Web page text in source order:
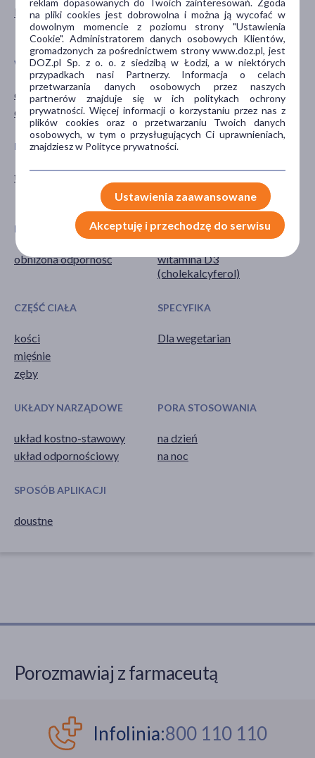
Bez laktozy
Mężczyzna
Kobieta
WIEK
dla dorosłych
dla seniorów
TYP PRODUKTU
Suplement diety
POSTAĆ
tabletka
DZIAŁANIE/WŁAŚCIWOŚCI
wzmacniające
PROBLEM
obniżona odporność
GŁÓWNY SKŁADNIK
witamina D3
(cholekalcyferol)
CZĘŚĆ CIAŁA
kości
mięśnie
zęby
SPECYFIKA
Dla wegetarian
UKŁADY NARZĄDOWE
układ kostno-stawowy
układ odpornościowy
PORA STOSOWANIA
na dzień
na noc
SPOSÓB APLIKACJI
doustne
Porozmawiaj z farmaceutą
Infolinia:800 110 110
reklam dopasowanych do Twoich zainteresowań. Zgoda
na pliki cookies jest dobrowolna i można ją wycofać w
dowolnym momencie z poziomu strony "Ustawienia
Cookie". Administratorem danych osobowych Klientów,
gromadzonych za pośrednictwem strony www.doz.pl, jest
DOZ.pl Sp. z o. o. z siedzibą w Łodzi, a w niektórych
przypadkach nasi Partnerzy. Informacja o celach
przetwarzania danych osobowych przez naszych
partnerów znajduje się w ich politykach ochrony
prywatności. Więcej informacji o korzystaniu przez nas z
plików cookies oraz o przetwarzaniu Twoich danych
osobowych, w tym o przysługujących Ci uprawnieniach,
znajdziesz w Polityce prywatności.
Ustawienia zaawansowane
Akceptuję i przechodzę do serwisu